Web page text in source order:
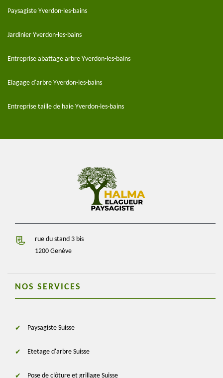
Paysagiste Yverdon-les-bains
Jardinier Yverdon-les-bains
Entreprise abattage arbre Yverdon-les-bains
Elagage d'arbre Yverdon-les-bains
Entreprise taille de haie Yverdon-les-bains
rue du stand 3 bis
1200 Genève
NOS SERVICES
Paysagiste Suisse
Etetage d'arbre Suisse
Pose de clôture et grillage Suisse